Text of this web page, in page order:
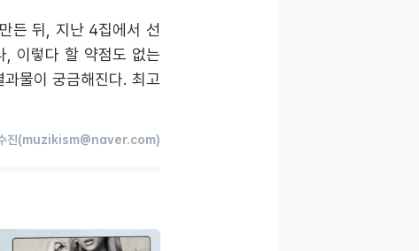
든 뒤, 지난 4집에서 선
, 이렇다 할 약점도 없는
물이 궁금해진다. 최고
진(muzikism@naver.com)